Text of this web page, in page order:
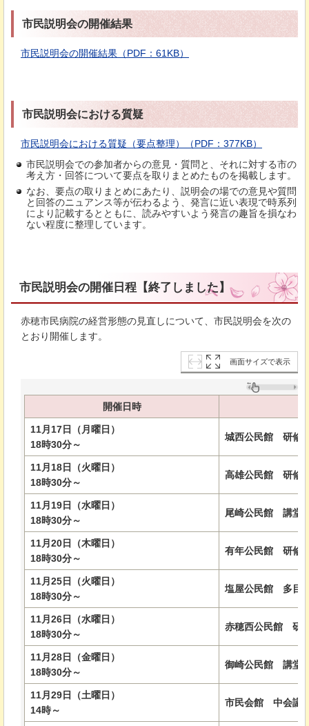
市民説明会の開催結果
市民説明会の開催結果（PDF：61KB）
市民説明会における質疑
市民説明会における質疑（要点整理）（PDF：377KB）
市民説明会での参加者からの意見・質問と、それに対する市の
考え方・回答について要点を取りまとめたものを掲載します。
なお、要点の取りまとめにあたり、説明会の場での意見や質問
と回答のニュアンス等が伝わるよう、発言に近い表現で時系列
により記載するとともに、読みやすいよう発言の趣旨を損なわ
ない程度に整理しています。
市民説明会の開催日程【終了しました】
赤穂市民病院の経営形態の見直しについて、市民説明会を次の
とおり開催します。
画面サイズで表示
開催日時
11月17日（月曜日）
18時30分～
城西公民館 研修
11月18日（火曜日）
18時30分～
高雄公民館 研修
11月19日（水曜日）
18時30分～
尾崎公民館 講堂
11月20日（木曜日）
18時30分～
有年公民館 研修
11月25日（火曜日）
18時30分～
塩屋公民館 多目
11月26日（水曜日）
18時30分～
赤穂西公民館 研
11月28日（金曜日）
18時30分～
御崎公民館 講堂
11月29日（土曜日）
14時～
市民会館 中会議